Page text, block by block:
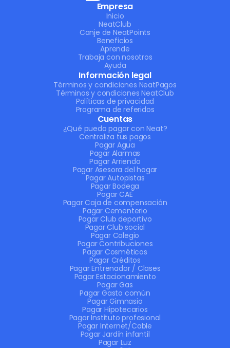
Empresa
Inicio
NeatClub
Canje de NeatPoints
Beneficios
Aprende
Trabaja con nosotros
Ayuda
Información legal
Términos y condiciones NeatPagos
Términos y condiciones NeatClub
Políticas de privacidad
Programa de referidos
Cuentas
¿Qué puedo pagar con Neat?
Centraliza tus pagos
Pagar Agua
Pagar Alarmas
Pagar Arriendo
Pagar Asesora del hogar
Pagar Autopistas
Pagar Bodega
Pagar CAE
Pagar Caja de compensación
Pagar Cementerio
Pagar Club deportivo
Pagar Club social
Pagar Colegio
Pagar Contribuciones
Pagar Cosméticos
Pagar Créditos
Pagar Entrenador / Clases
Pagar Estacionamiento
Pagar Gas
Pagar Gasto común
Pagar Gimnasio
Pagar Hipotecarios
Pagar Instituto profesional
Pagar Internet/Cable
Pagar Jardín infantil
Pagar Luz